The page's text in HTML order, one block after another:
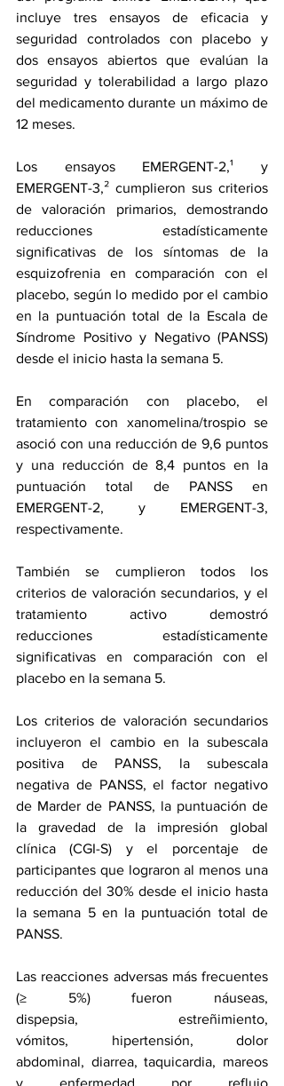
incluye tres ensayos de eficacia y
seguridad controlados con placebo y
dos ensayos abiertos que evalúan la
seguridad y tolerabilidad a largo plazo
del medicamento durante un máximo de
12 meses.
Los ensayos EMERGENT-2,¹ y
EMERGENT-3,² cumplieron sus criterios
de valoración primarios, demostrando
reducciones estadísticamente
significativas de los síntomas de la
esquizofrenia en comparación con el
placebo, según lo medido por el cambio
en la puntuación total de la Escala de
Síndrome Positivo y Negativo (PANSS)
desde el inicio hasta la semana 5.
En comparación con placebo, el
tratamiento con xanomelina/trospio se
asoció con una reducción de 9,6 puntos
y una reducción de 8,4 puntos en la
puntuación total de PANSS en
EMERGENT-2, y EMERGENT-3,
respectivamente.
También se cumplieron todos los
criterios de valoración secundarios, y el
tratamiento activo demostró
reducciones estadísticamente
significativas en comparación con el
placebo en la semana 5.
Los criterios de valoración secundarios
incluyeron el cambio en la subescala
positiva de PANSS, la subescala
negativa de PANSS, el factor negativo
de Marder de PANSS, la puntuación de
la gravedad de la impresión global
clínica (CGI-S) y el porcentaje de
participantes que lograron al menos una
reducción del 30% desde el inicio hasta
la semana 5 en la puntuación total de
PANSS.
Las reacciones adversas más frecuentes
(≥ 5%) fueron náuseas,
dispepsia, estreñimiento,
vómitos, hipertensión, dolor
abdominal, diarrea, taquicardia, mareos
y enfermedad por reflujo